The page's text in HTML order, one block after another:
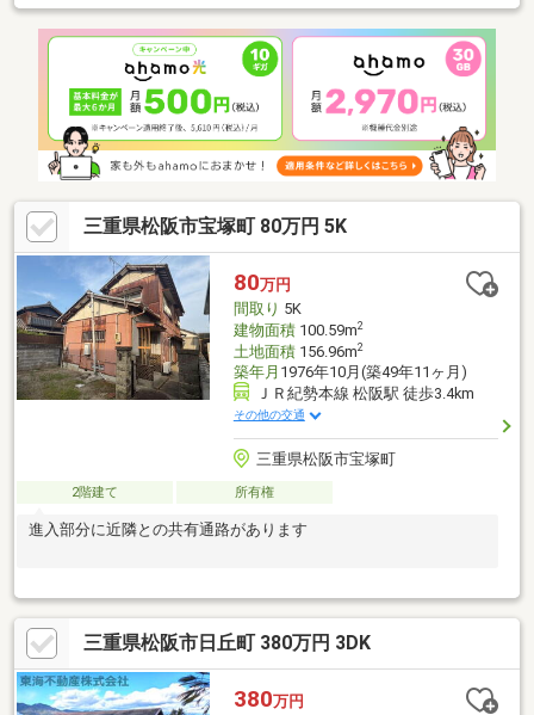
三重県松阪市宝塚町 80万円 5K
80万円
間取り 5K
建物面積100.59m2
土地面積156.96m2
築年月 1976年10月(築49年11ヶ月)
ＪＲ紀勢本線 松阪駅 徒歩3.4km
その他の交通
三重県松阪市宝塚町
2階建て 所有権
進入部分に近隣との共有通路があります
三重県松阪市日丘町 380万円 3DK
380万円